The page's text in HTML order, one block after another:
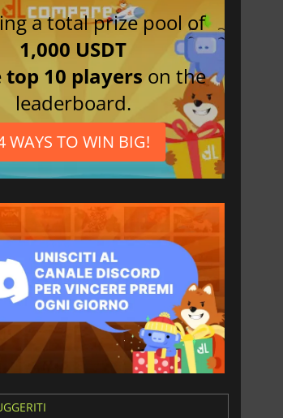
a total prize pool of
1,000 USDT
top 10 players on the
leaderboard.
WAYS TO WIN BIG!